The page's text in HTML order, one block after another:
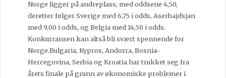
Norge ligger på andreplass, med oddsene 4,50,
deretter følger Sverige med 6,75 i odds, Aserbajdsjan
med 9,00 i odds, og Belgia med 14,50 i odds.
Konkurransen kan altså bli svært spennende for
Norge.Bulgaria, Kypros, Andorra, Bosnia-
Hercegovina, Serbia og Kroatia har trukket seg fra
årets finale på grunn av økonomiske problemer i